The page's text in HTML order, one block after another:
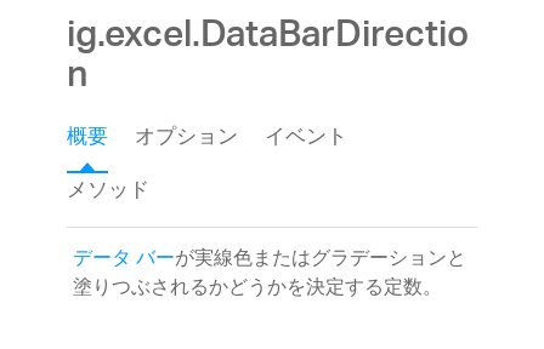
ig.excel.DataBarDirectio
n
概要 オプション
イベント
メソッド
データ バーが実線色またはグラデーションと
塗りつぶされるかどうかを決定する定数。